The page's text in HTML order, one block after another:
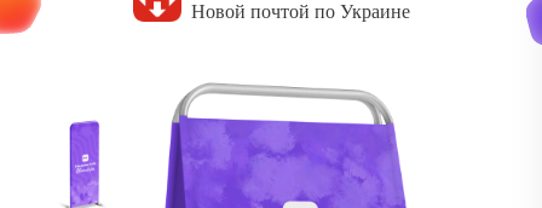
Новой почтой по Украине